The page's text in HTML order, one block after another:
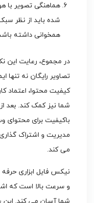
هماهنگی تصویر با
شده باید از نظر
همخوانی داشته
در مجموع، رعایت این
تصاویر رایگان نه تنها
کیفیت محتوا، اعتماد
شما نیز کمک کند. بعد
باکیفیت برای محتوای
مدیریت و اشتراک
می کند.
نیکس فایل ابزاری حرفه
و سرعت بالا است که